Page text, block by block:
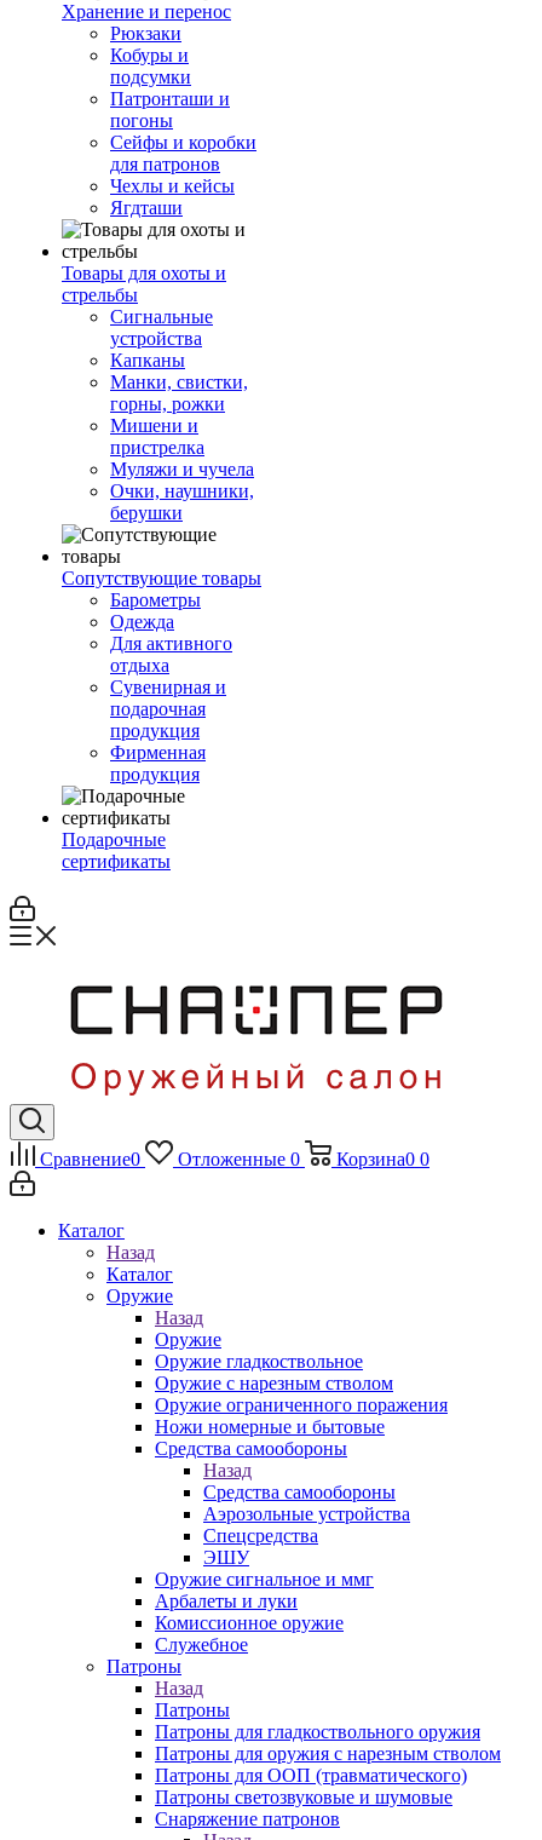
Хранение и перенос
Рюкзаки
Кобуры и
подсумки
Патронташи и
погоны
Сейфы и коробки
для патронов
Чехлы и кейсы
Ягдташи
Товары для охоты и
стрельбы
Сигнальные
устройства
Капканы
Манки, свистки,
горны, рожки
Мишени и
пристрелка
Муляжи и чучела
Очки, наушники,
берушки
Сопутствующие товары
Барометры
Одежда
Для активного
отдыха
Сувенирная и
подарочная
продукция
Фирменная
продукция
Подарочные
сертификаты
Сравнение0 Отложенные 0 Корзина0 0
Каталог
Назад
Каталог
Оружие
Назад
Оружие
Оружие гладкоствольное
Оружие с нарезным стволом
Оружие ограниченного поражения
Ножи номерные и бытовые
Средства самообороны
Назад
Средства самообороны
Аэрозольные устройства
Спецсредства
ЭШУ
Оружие сигнальное и ммг
Арбалеты и луки
Комиссионное оружие
Служебное
Патроны
Назад
Патроны
Патроны для гладкоствольного оружия
Патроны для оружия с нарезным стволом
Патроны для ООП (травматического)
Патроны светозвуковые и шумовые
Снаряжение патронов